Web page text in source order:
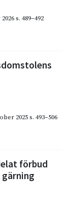
s. 489–492
2025s. 493–506
förbud